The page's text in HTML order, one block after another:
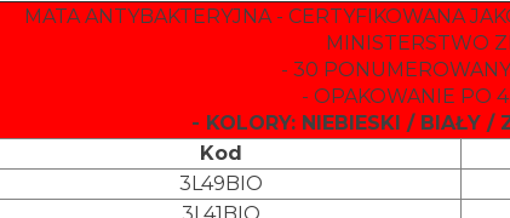
MATA ANTYBAKTERYJNA - CERTYFIKOWANA
MINISTERSTWO
- 30
- OPAKOWANIE PO
- KOLORY: NIEBIESKI / BIAŁY /
Kod
3L49BIO